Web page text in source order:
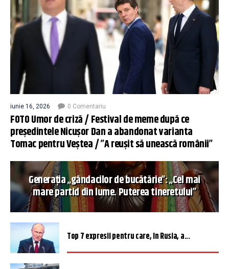
iunie 16, 2026 0 Comentariu
FOTO Umor de criză / Festival de meme după ce
președintele Nicușor Dan a abandonat varianta
Tomac pentru Veștea / ”A reușit să unească românii”
Generația „gândacilor de bucătărie”: „Cel mai
mare partid din lume. Puterea tineretului”
Top 7 expresii pentru care, în Rusia, a...